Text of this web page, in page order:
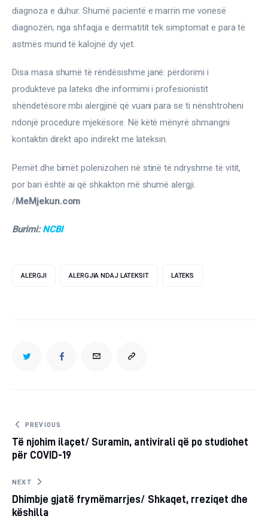
diagnoza e duhur. Shumë pacientë e marrin me vonesë
diagnozën; nga shfaqja e dermatitit tek simptomat e para të
astmës mund të kalojnë dy vjet.
Disa masa shumë të rëndësishme janë: përdorimi i
produkteve pa lateks dhe informimi i profesionistit
shëndetësore mbi alergjinë që vuani para se ti nënshtroheni
ndonjë procedure mjekësore. Në këtë mënyrë shmangni
kontaktin direkt apo indirekt me lateksin.
Pemët dhe bimët polenizohen në stinë të ndryshme të vitit,
por bari është ai që shkakton më shumë alergji.
/MeMjekun.com
Burimi: NCBI
ALERGJI ALERGJIA NDAJ LATEKSIT LATEKS
TWITTERFACEBOOKEMAIL COPY
CLIPBOARD
Post
navigation
PREVIOUS
Të njohim ilaçet/ Suramin, antivirali që po studiohet
për COVID-19
NEXT
Dhimbje gjatë frymëmarrjes/ Shkaqet, rreziqet dhe
këshilla